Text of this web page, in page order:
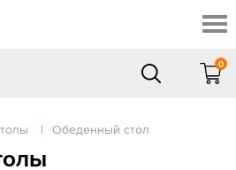
0
| Обеденный стол